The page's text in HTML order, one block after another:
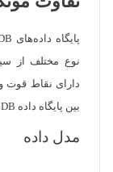
نوع مختلف از
دارای نقاط قوت
بین پایگاه داده MongoDB و SQL آورده شده است.
مدل داده